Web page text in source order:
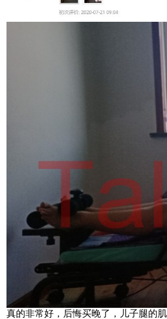
真的非常好，后悔买晚了，儿子腿的